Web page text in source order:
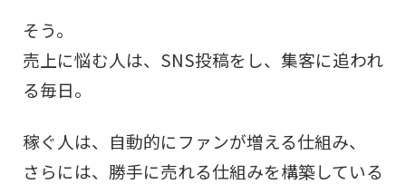
そう。
売上に悩む人は、SNS投稿をし、集客に追われ
る毎日。
稼ぐ人は、自動的にファンが増える仕組み、
さらには、勝手に売れる仕組みを構築している